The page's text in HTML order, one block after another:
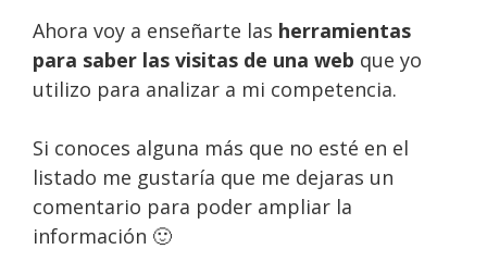
Ahora voy a enseñarte las herramientas
para saber las visitas de una web que yo
utilizo para analizar a mi competencia.
Si conoces alguna más que no esté en el
listado me gustaría que me dejaras un
comentario para poder ampliar la
información 🙂